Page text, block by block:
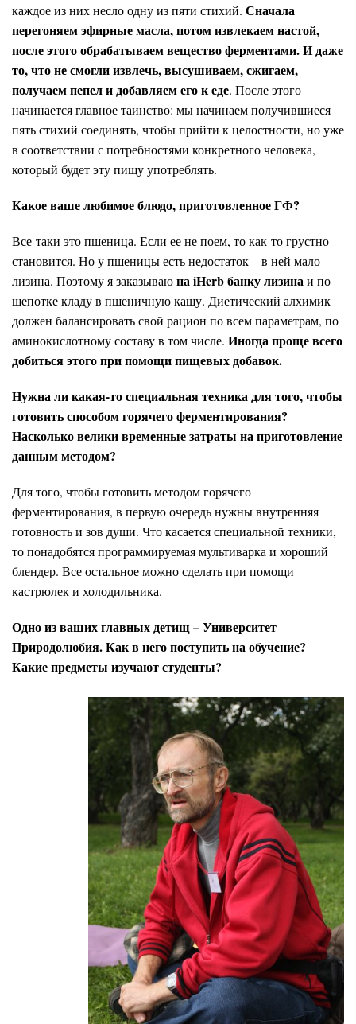
каждое из них несло одну из пяти стихий. Сначала
перегоняем эфирные масла, потом извлекаем настой,
после этого обрабатываем вещество ферментами. И даже
то, что не смогли извлечь, высушиваем, сжигаем,
получаем пепел и добавляем его к еде. После этого
начинается главное таинство: мы начинаем получившиеся
пять стихий соединять, чтобы прийти к целостности, но уже
в соответствии с потребностями конкретного человека,
который будет эту пищу употреблять.
Какое ваше любимое блюдо, приготовленное ГФ?
Все-таки это пшеница. Если ее не поем, то как-то грустно
становится. Но у пшеницы есть недостаток – в ней мало
лизина. Поэтому я заказываюна iHerb банку лизинаи по
щепотке кладу в пшеничную кашу. Диетический алхимик
должен балансировать свой рацион по всем параметрам, по
аминокислотному составу в том числе. Иногда проще всего
добитьсяэтогопри помощи пищевых добавок.
Нужна ли какая-то специальная техника для того, чтобы
готовить способом горячего ферментирования?
Насколько велики временные затраты на приготовление
данным методом?
Для того, чтобы готовить методом горячего
ферментирования, в первую очередь нужны внутренняя
готовность и зов души. Что касается специальной техники,
то понадобятся программируемая мультиварка и хороший
блендер. Все остальное можно сделать при помощи
кастрюлек и холодильника.
Одно из ваших главных детищ – Университет
Природолюбия. Как в него поступить на обучение?
Какие предметы изучают студенты?